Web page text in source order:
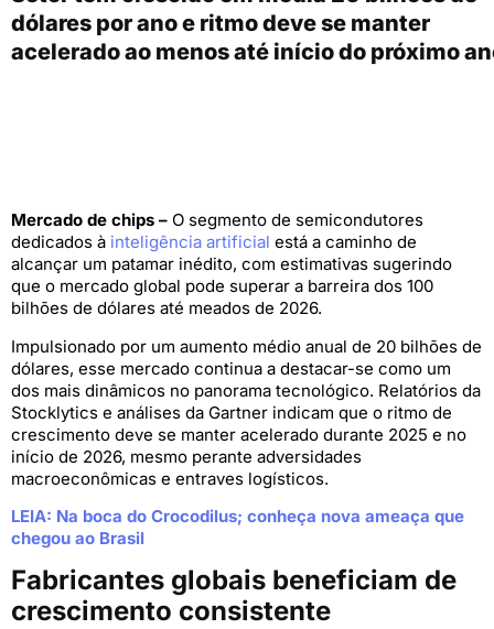
dólares por ano e ritmo deve se manter
acelerado ao menos até início do próximo
Mercado de chips – O segmento de semicondutores
dedicados à inteligência artificial está a caminho de
alcançar um patamar inédito, com estimativas sugerindo
que o mercado global pode superar a barreira dos 100
bilhões de dólares até meados de 2026.
Impulsionado por um aumento médio anual de 20 bilhões de
dólares, esse mercado continua a destacar-se como um
dos mais dinâmicos no panorama tecnológico. Relatórios da
Stocklytics e análises da Gartner indicam que o ritmo de
crescimento deve se manter acelerado durante 2025 e no
início de 2026, mesmo perante adversidades
macroeconômicas e entraves logísticos.
LEIA: Na boca do Crocodilus; conheça nova ameaça que
chegou ao Brasil
Fabricantes globais beneficiam de
crescimento consistente